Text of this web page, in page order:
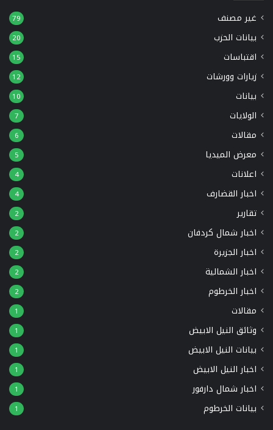
غير مصنف 79
بيانات الحزب 20
اقتباسات 15
زيارات وورشات 12
بيانات 10
الولايات 7
مقالات 6
معرض الميديا 5
اعلانات 4
اخبار القضارف 4
تقارير 2
اخبار شمال كردفان 2
اخبار الجزيرة 2
اخبار الشمالية 2
اخبار الخرطوم 2
مقالات 1
وثائق النيل الابيض 1
بيانات النيل الابيض 1
اخبار النيل الابيض 1
اخبار شمال دارفور 1
بيانات الخرطوم 1